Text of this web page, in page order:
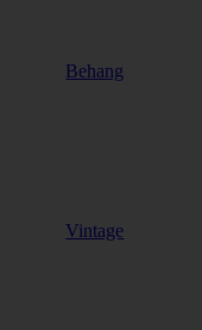
Behang
Vintage